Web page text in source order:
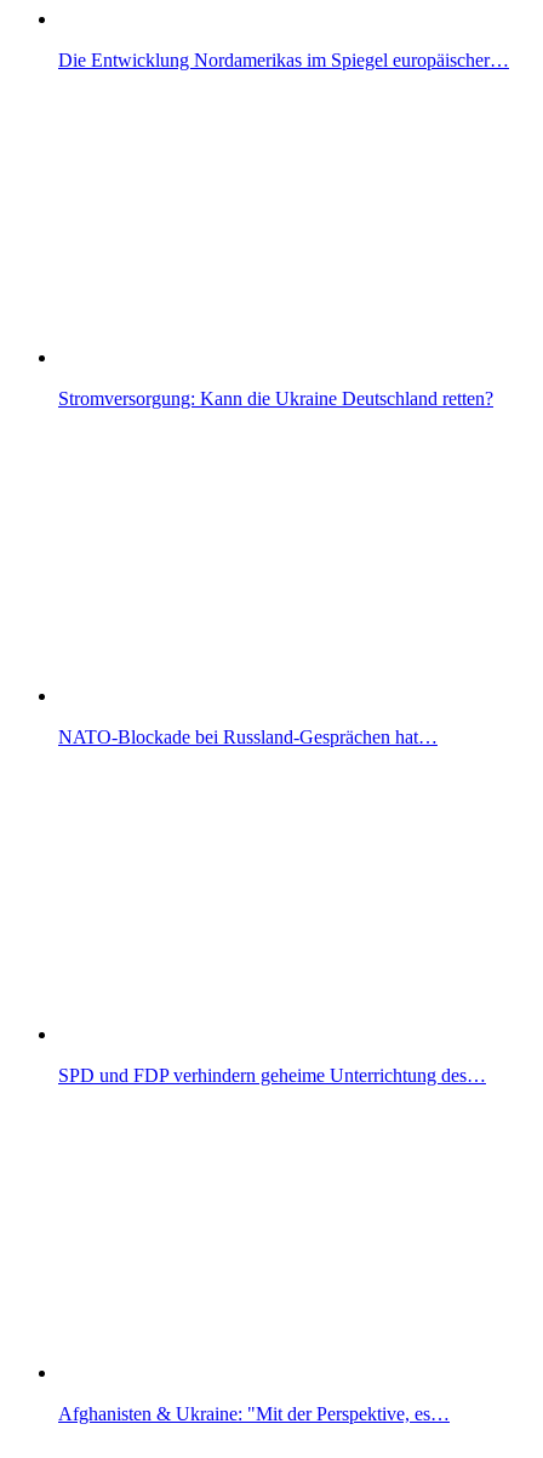
Die Entwicklung Nordamerikas im Spiegel europäischer…
Stromversorgung: Kann die Ukraine Deutschland retten?
NATO-Blockade bei Russland-Gesprächen hat…
SPD und FDP verhindern geheime Unterrichtung des…
Afghanisten & Ukraine: "Mit der Perspektive, es…